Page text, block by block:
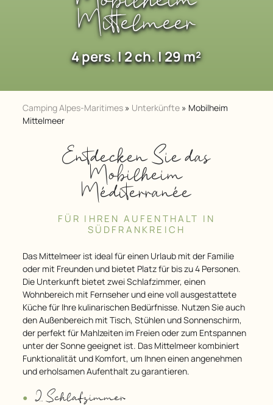
Mittelmeer
4 pers. | 2 ch. | 29 m²
Camping Alpes-Maritimes » Unterkünfte » Mobilheim
Mittelmeer
Entdecken Sie das
Mobilheim
Méditerranée
FÜR IHREN AUFENTHALT IN
SÜDFRANKREICH
Das Mittelmeer ist ideal für einen Urlaub mit der Familie
oder mit Freunden und bietet Platz für bis zu 4 Personen.
Die Unterkunft bietet zwei Schlafzimmer, einen
Wohnbereich mit Fernseher und eine voll ausgestattete
Küche für Ihre kulinarischen Bedürfnisse. Nutzen Sie auch
den Außenbereich mit Tisch, Stühlen und Sonnenschirm,
der perfekt für Mahlzeiten im Freien oder zum Entspannen
unter der Sonne geeignet ist. Das Mittelmeer kombiniert
Funktionalität und Komfort, um Ihnen einen angenehmen
und erholsamen Aufenthalt zu garantieren.
2 Schlafzimmer